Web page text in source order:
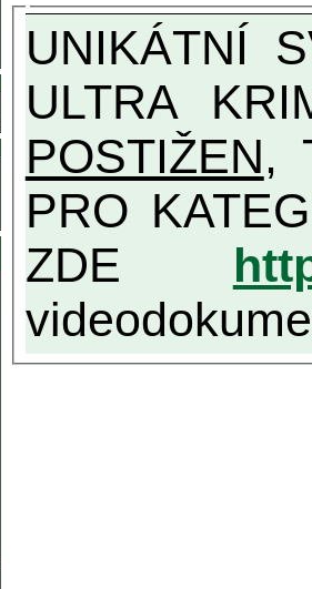
UNIKÁTNÍ SVĚDECTVÍ ZE SOUČASNOSTI: PŘEDSEDA VLASTIZRÁDNÉ VLÁDY KGB MIMOŘÁDNĚ DETAILNĚ O
ULTRA
POSTIŽEN,
PRO KATEGORII TĚCH VŮBEC
ZDE